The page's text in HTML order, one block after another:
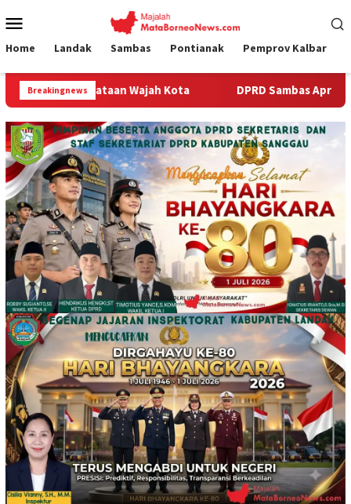
ke
Mobile
Home Landak Sambas Pontianak Pemprov Kalbar
BreakingnewsDPRD Sambas Apresiasi Sinergi Gerakan Indonesia